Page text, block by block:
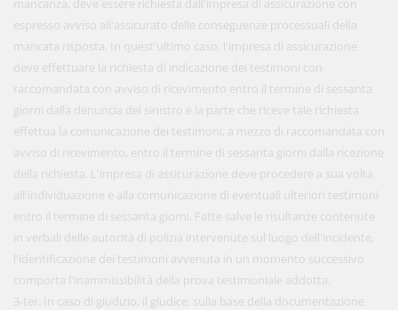
mancanza, deve essere richiesta dall'impresa di assicurazione con
espresso avviso all'assicurato delle conseguenze processuali della
mancata risposta. In quest'ultimo caso, l'impresa di assicurazione
deve effettuare la richiesta di indicazione dei testimoni con
raccomandata con avviso di ricevimento entro il termine di sessanta
giorni dalla denuncia del sinistro e la parte che riceve tale richiesta
effettua la comunicazione dei testimoni, a mezzo di raccomandata con
avviso di ricevimento, entro il termine di sessanta giorni dalla ricezione
della richiesta. L'impresa di assicurazione deve procedere a sua volta
all'individuazione e alla comunicazione di eventuali ulteriori testimoni
entro il termine di sessanta giorni. Fatte salve le risultanze contenute
in verbali delle autorità di polizia intervenute sul luogo dell'incidente,
l'identificazione dei testimoni avvenuta in un momento successivo
comporta l'inammissibilità della prova testimoniale addotta.
3-ter. In caso di giudizio, il giudice, sulla base della documentazione